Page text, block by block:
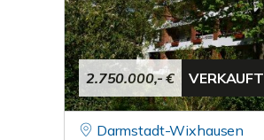
2.750.000,- € VERKAUFT
Darmstadt-Wixhausen